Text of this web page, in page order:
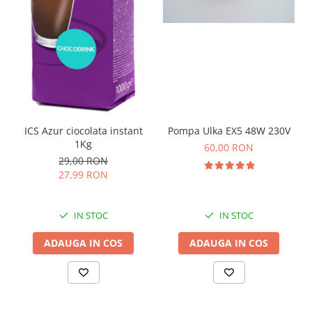
ICS Azur ciocolata instant
1Kg
29,00 RON
27,99 RON
IN STOC
ADAUGA IN COS
Pompa Ulka EX5 48W 230V
60,00 RON
IN STOC
ADAUGA IN COS